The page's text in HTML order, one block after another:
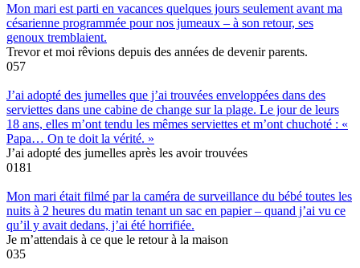
Mon mari est parti en vacances quelques jours seulement avant ma
césarienne programmée pour nos jumeaux – à son retour, ses
genoux tremblaient.
Trevor et moi rêvions depuis des années de devenir parents.
057
J’ai adopté des jumelles que j’ai trouvées enveloppées dans des
serviettes dans une cabine de change sur la plage. Le jour de leurs
18 ans, elles m’ont tendu les mêmes serviettes et m’ont chuchoté : «
Papa… On te doit la vérité. »
J’ai adopté des jumelles après les avoir trouvées
0181
Mon mari était filmé par la caméra de surveillance du bébé toutes les
nuits à 2 heures du matin tenant un sac en papier – quand j’ai vu ce
qu’il y avait dedans, j’ai été horrifiée.
Je m’attendais à ce que le retour à la maison
035